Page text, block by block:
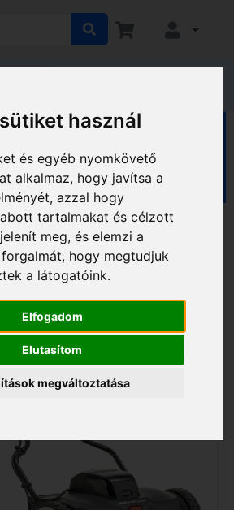
használ
és egyéb nyomkövető
alkalmaz, hogy javítsa a
azzal hogy
tartalmakat és célzott
meg, és elemzi a
hogy megtudjuk
a látogatóink.
Elfogadom
Elutasítom
megváltoztatása
Fűnyírók